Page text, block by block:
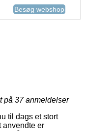
Besøg webshop
på 37anmeldelser
til dags et stort
anvendte er